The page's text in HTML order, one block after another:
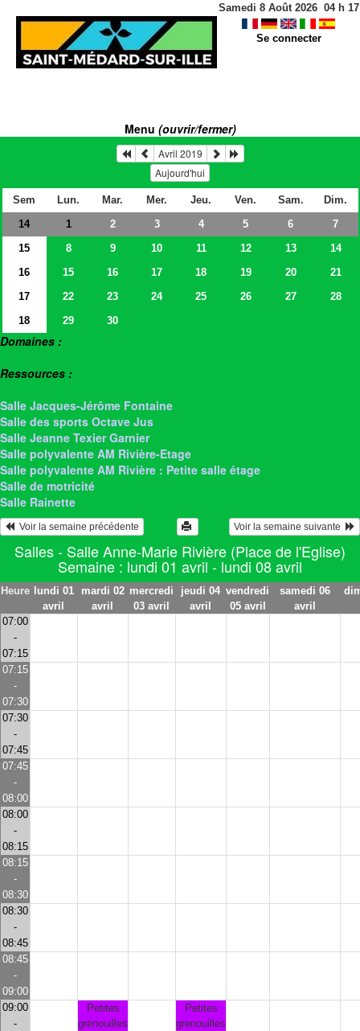
Samedi 8 Août 2026 04h 17
Se connecter
Menu (ouvrir/fermer)
Avril 2019
Aujourd'hui
Sem Lun. Mar. Mer. Jeu. Ven. Sam.
Dim.
14
1 2 3 4 5 6
7
15
8 9 10 11 12 13
14
16
15 16 17 18 19 20
21
17
22 23 24 25 26 27
28
18
29 30
Domaines :
Ressources :
Salle Jacques-Jérôme Fontaine
Salle des sports Octave Jus
Salle Jeanne Texier Garnier
Salle polyvalente AM Rivière-Etage
Salle polyvalente AM Rivière : Petite salle étage
Salle de motricité
Salle Rainette
  Voir la semaine précédente
Voir la semaine suivante
Salles - Salle Anne-Marie Rivière (Place de l'Eglise)
Semaine : lundi 01 avril - lundi 08 avril
Heure lundi 01
avril
mardi 02
avril
mercredi
03 avril
jeudi 04
avril
vendredi
05 avril
samedi 06
avril
07:00
-
07:15
07:15
-
07:30
07:30
-
07:45
07:45
-
08:00
08:00
-
08:15
08:15
-
08:30
08:30
-
08:45
08:45
-
09:00
09:00
-
Petites
grenouilles
Petites
grenouilles